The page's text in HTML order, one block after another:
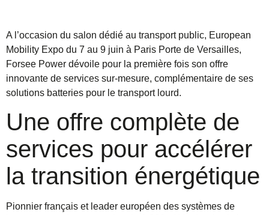
A l’occasion du salon dédié au transport public, European
Mobility Expo du 7 au 9 juin à Paris Porte de Versailles,
Forsee Power dévoile pour la première fois son offre
innovante de services sur-mesure, complémentaire de ses
solutions batteries pour le transport lourd.
Une offre complète de
services pour accélérer
la transition énergétique
Pionnier français et leader européen des systèmes de